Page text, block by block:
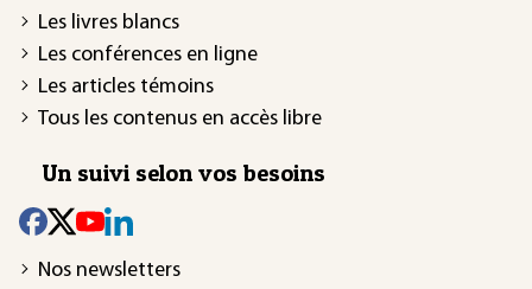
Les livres blancs
Les conférences en ligne
Les articles témoins
Tous les contenus en accès libre
Un suivi selon vos besoins
Nos newsletters